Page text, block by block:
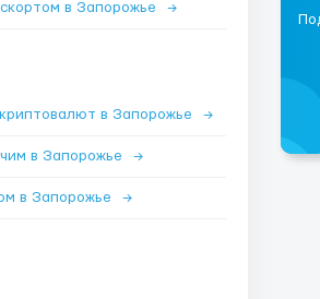
в Запорожье →
в Запорожье →
в Запорожье →
в Запорожье →